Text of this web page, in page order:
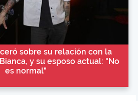
sobre su relación con la
y su esposo actual: "No
es normal"